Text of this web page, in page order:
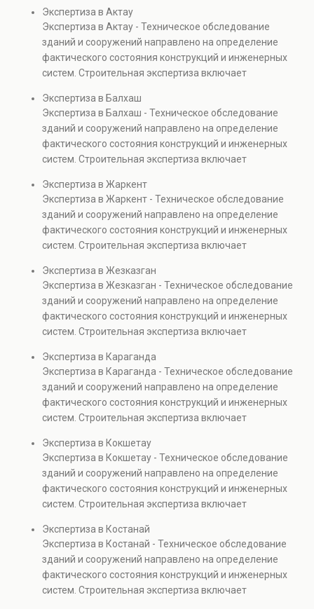
элементов и оценку эксплуатационной безопасности.
Услуга востребована при покупке недвижимости,
капитальном ремонте и реконструкции объектов, а
также при судебных разбирательствах и технических
проверках.
Экспертиза в Актау
Экспертиза в Актау - Техническое обследование
зданий и сооружений направлено на определение
фактического состояния конструкций и инженерных
систем. Строительная экспертиза включает
элементов и оценку эксплуатационной безопасности.
Услуга востребована при покупке недвижимости,
капитальном ремонте и реконструкции объектов, а
также при судебных разбирательствах и технических
проверках.
Экспертиза в Балхаш
Экспертиза в Балхаш - Техническое обследование
зданий и сооружений направлено на определение
фактического состояния конструкций и инженерных
систем. Строительная экспертиза включает
элементов и оценку эксплуатационной безопасности.
Услуга востребована при покупке недвижимости,
капитальном ремонте и реконструкции объектов, а
также при судебных разбирательствах и технических
проверках.
Экспертиза в Жаркент
Экспертиза в Жаркент - Техническое обследование
зданий и сооружений направлено на определение
фактического состояния конструкций и инженерных
систем. Строительная экспертиза включает
элементов и оценку эксплуатационной безопасности.
Услуга востребована при покупке недвижимости,
капитальном ремонте и реконструкции объектов, а
также при судебных разбирательствах и технических
проверках.
Экспертиза в Жезказган
Экспертиза в Жезказган - Техническое обследование
зданий и сооружений направлено на определение
фактического состояния конструкций и инженерных
систем. Строительная экспертиза включает
элементов и оценку эксплуатационной безопасности.
Услуга востребована при покупке недвижимости,
капитальном ремонте и реконструкции объектов, а
также при судебных разбирательствах и технических
проверках.
Экспертиза в Караганда
Экспертиза в Караганда - Техническое обследование
зданий и сооружений направлено на определение
фактического состояния конструкций и инженерных
систем. Строительная экспертиза включает
элементов и оценку эксплуатационной безопасности.
Услуга востребована при покупке недвижимости,
капитальном ремонте и реконструкции объектов, а
также при судебных разбирательствах и технических
проверках.
Экспертиза в Кокшетау
Экспертиза в Кокшетау - Техническое обследование
зданий и сооружений направлено на определение
фактического состояния конструкций и инженерных
систем. Строительная экспертиза включает
элементов и оценку эксплуатационной безопасности.
Услуга востребована при покупке недвижимости,
капитальном ремонте и реконструкции объектов, а
также при судебных разбирательствах и технических
проверках.
Экспертиза в Костанай
Экспертиза в Костанай - Техническое обследование
зданий и сооружений направлено на определение
фактического состояния конструкций и инженерных
систем. Строительная экспертиза включает